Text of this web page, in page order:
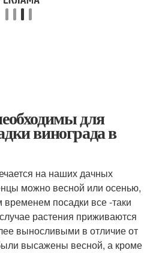
для
винограда в
на наших дачных
можно весной или осенью,
посадки все -таки
растения приживаются
выносливыми в отличие от
высажены весной, а кроме